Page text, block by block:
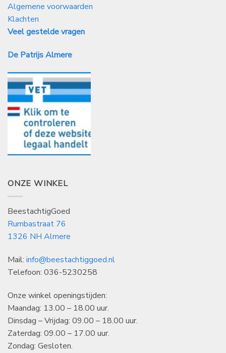
Algemene voorwaarden
Klachten
Veel gestelde vragen
De Patrijs Almere
ONZE WINKEL
BeestachtigGoed
Rumbastraat 76
1326 NH Almere
Mail: info@beestachtiggoed.nl
Telefoon: 036-5230258
Onze winkel openingstijden:
Maandag: 13.00 – 18.00 uur.
Dinsdag – Vrijdag: 09.00 – 18.00 uur.
Zaterdag: 09.00 – 17.00 uur.
Zondag: Gesloten.